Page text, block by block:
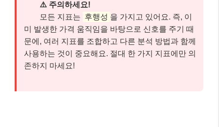
⚠️ 주의하세요!
모든 지표는 후행성 을 가지고 있어요. 즉, 이
미 발생한 가격 움직임을 바탕으로 신호를 주기 때
문에, 여러 지표를 조합하고 다른 분석 방법과 함께
사용하는 것이 중요해요. 절대 한 가지 지표에만 의
존하지 마세요!